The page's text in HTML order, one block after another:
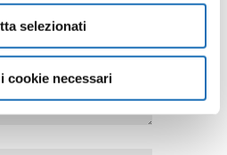
selezionati
cookie necessari